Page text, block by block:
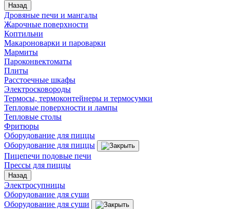
Назад
Дровяные печи и мангалы
Жарочные поверхности
Коптильни
Макароноварки и пароварки
Мармиты
Пароконвектоматы
Плиты
Расстоечные шкафы
Электросковороды
Термосы, термоконтейнеры и термосумки
Тепловые поверхности и лампы
Тепловые столы
Фритюры
Оборудование для пиццы
Оборудование для пиццы
Пицепечи подовые печи
Прессы для пиццы
Назад
Электросупницы
Оборудование для суши
Оборудование для суши